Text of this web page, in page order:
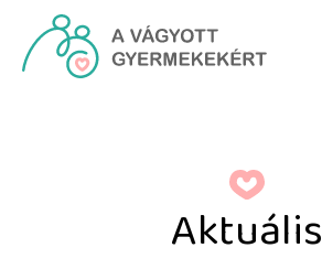
Skip to Main Content
Aktuális